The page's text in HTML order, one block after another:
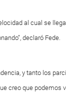
al cual se
declaró Fede.
y tanto los
creo que podemos